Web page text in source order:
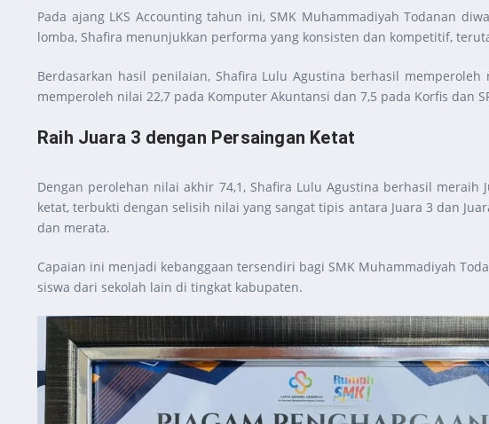
Pada ajang LKS Accounting tahun ini, SMK Muhammadiyah Todanan
lomba, Shafira menunjukkan performa yang konsisten dan kompetitif,
Berdasarkan hasil penilaian, Shafira Lulu Agustina berhasil
memperoleh nilai 22,7 pada Komputer Akuntansi dan 7,5 pada Korfis dan
Raih Juara 3 dengan Persaingan Ketat
Dengan perolehan nilai akhir 74,1, Shafira Lulu Agustina berhasil
ketat, terbukti dengan selisih nilai yang sangat tipis antara Juara 3 dan
dan merata.
Capaian ini menjadi kebanggaan tersendiri bagi SMK Muhammadiyah
siswa dari sekolah lain di tingkat kabupaten.